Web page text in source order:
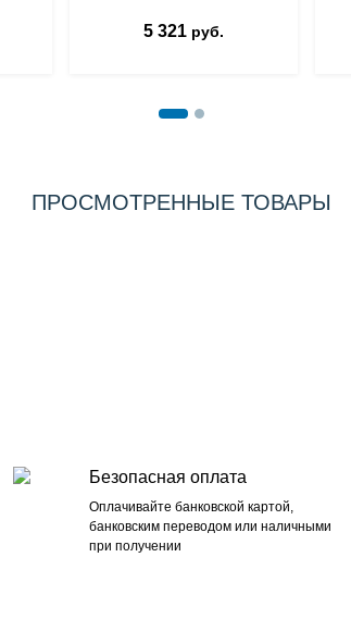
5 321 руб.
ПРОСМОТРЕННЫЕ ТОВАРЫ
Безопасная оплата
Оплачивайте банковской картой,
банковским переводом или наличными
при получении